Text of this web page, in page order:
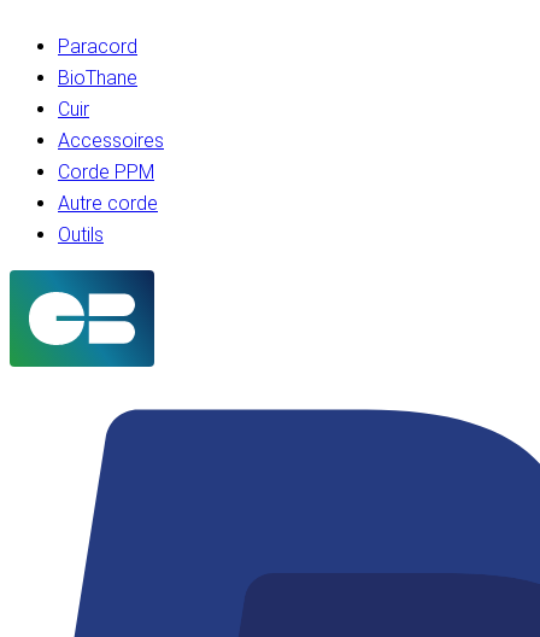
Paracord
BioThane
Cuir
Accessoires
Corde PPM
Autre corde
Outils